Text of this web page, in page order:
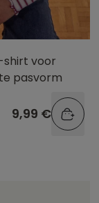
voor
pasvorm
9,99 €